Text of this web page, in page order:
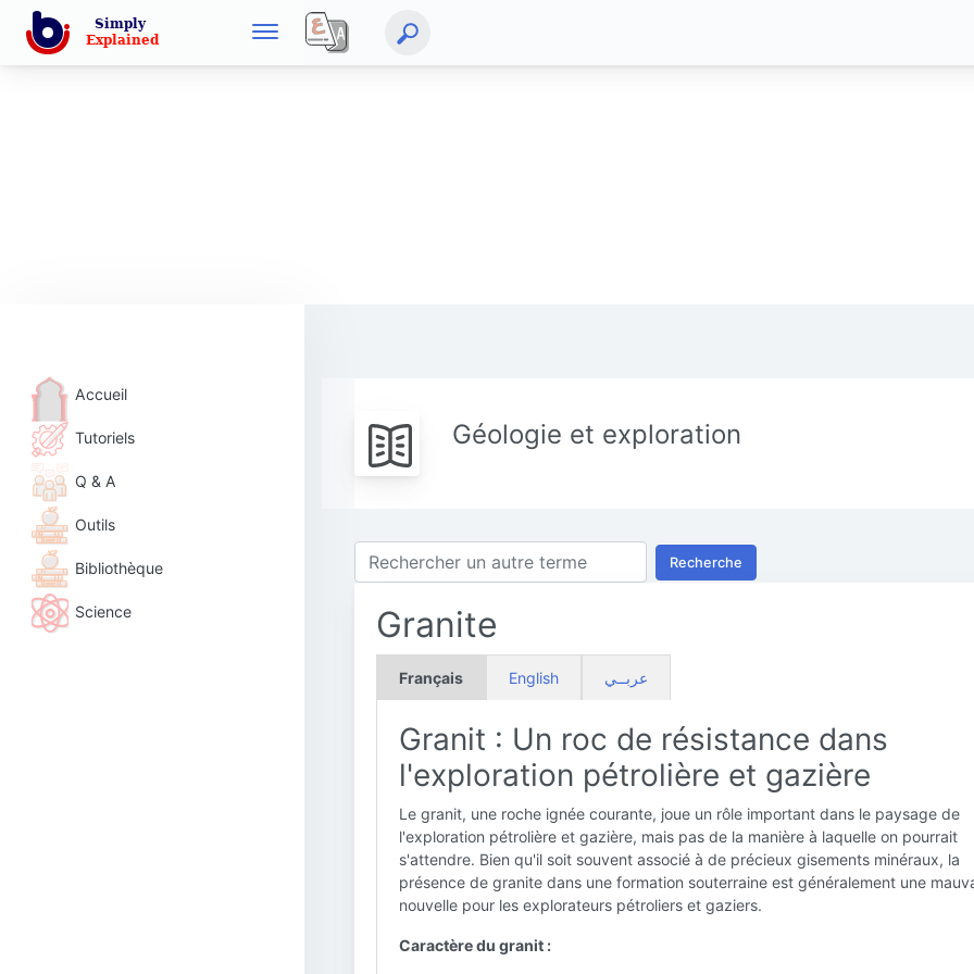
Accueil
Tutoriels
Q & A
Outils
Bibliothèque
Science
Géologie et exploration
Recherche
Granite
Français English عربــي
Granit : Un roc de résistance dans
l'exploration pétrolière et gazière
Le granit, une roche ignée courante, joue un rôle important dans le paysage de
l'exploration pétrolière et gazière, mais pas de la manière à laquelle on pourrait
s'attendre. Bien qu'il soit souvent associé à de précieux gisements minéraux, la
présence de granite dans une formation souterraine est généralement une
nouvelle pour les explorateurs pétroliers et gaziers.
Caractère du granit :